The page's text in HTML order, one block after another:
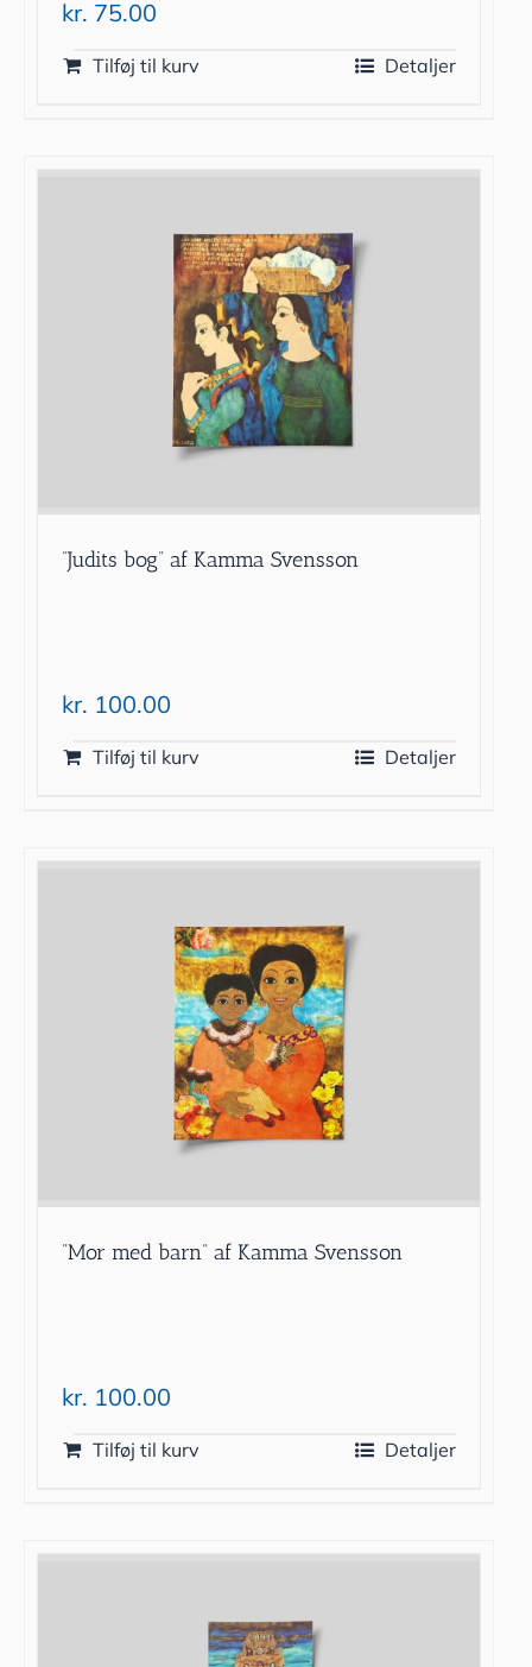
kr. 75.00
Tilføj til kurv Detaljer
”Judits bog” af Kamma Svensson
kr. 100.00
Tilføj til kurv Detaljer
”Mor med barn” af Kamma Svensson
kr. 100.00
Tilføj til kurv Detaljer